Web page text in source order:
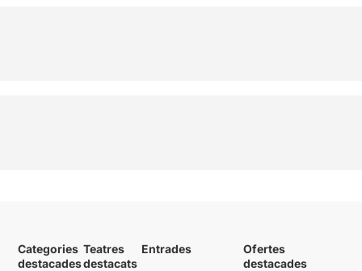
Categories
destacades
Teatres
destacats
Entrades
Ofertes
destacades